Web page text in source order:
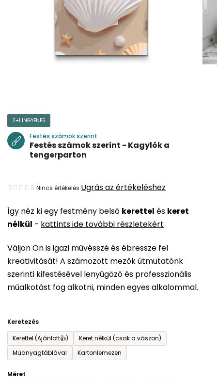
Így néz ki egy festmény belső kerettel és keret
nélkül - kattints ide további részletekért
Váljon Ön is igazi művésszé és ébressze fel
kreativitását! A számozott mezők útmutatónk
szerinti kifestésével lenyűgöző és professzionális
műalkotást fog alkotni, minden egyes alkalommal.
Keretezés
Kerettel (Ajánlott👍)
Keret nélkül (csak a vászon)
Műanyagtáblával
Kartonlemezen
Méret
2+1 INGYENES
Festés számok szerint
Festés számok szerint - Kagylók a
tengerparton
A
átlagos
értékelése
ből
0,0
csillag.
Nincs értékelés Ugrás az értékeléshez